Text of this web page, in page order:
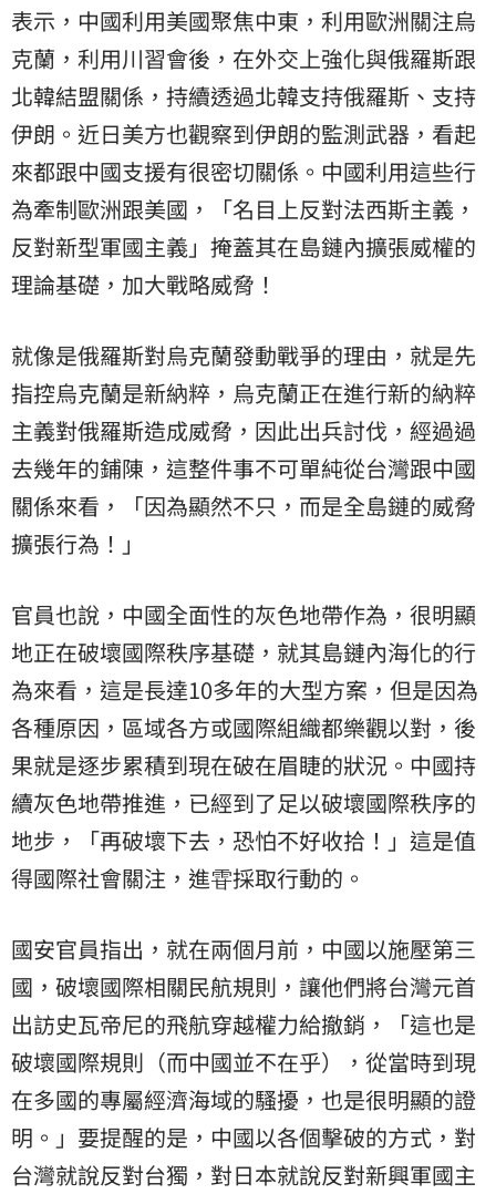
表示，中國利用美國聚焦中東，利用歐洲關注烏
克蘭，利用川習會後，在外交上強化與俄羅斯跟
北韓結盟關係，持續透過北韓支持俄羅斯、支持
伊朗。近日美方也觀察到伊朗的監測武器，看起
來都跟中國支援有很密切關係。中國利用這些行
為牽制歐洲跟美國，「名目上反對法西斯主義，
反對新型軍國主義」掩蓋其在島鏈內擴張威權的
理論基礎，加大戰略威脅！
就像是俄羅斯對烏克蘭發動戰爭的理由，就是先
指控烏克蘭是新納粹，烏克蘭正在進行新的納粹
主義對俄羅斯造成威脅，因此出兵討伐，經過過
去幾年的鋪陳，這整件事不可單純從台灣跟中國
關係來看，「因為顯然不只，而是全島鏈的威脅
擴張行為！」
官員也說，中國全面性的灰色地帶作為，很明顯
地正在破壞國際秩序基礎，就其島鏈內海化的行
為來看，這是長達10多年的大型方案，但是因為
各種原因，區域各方或國際組織都樂觀以對，後
果就是逐步累積到現在破在眉睫的狀況。中國持
續灰色地帶推進，已經到了足以破壞國際秩序的
地步，「再破壞下去，恐怕不好收拾！」這是值
得國際社會關注，進雸採取行動的。
國安官員指出，就在兩個月前，中國以施壓第三
國，破壞國際相關民航規則，讓他們將台灣元首
出訪史瓦帝尼的飛航穿越權力給撤銷，「這也是
破壞國際規則（而中國並不在乎），從當時到現
在多國的專屬經濟海域的騷擾，也是很明顯的證
明。」要提醒的是，中國以各個擊破的方式，對
台灣就說反對台獨，對日本就說反對新興軍國主